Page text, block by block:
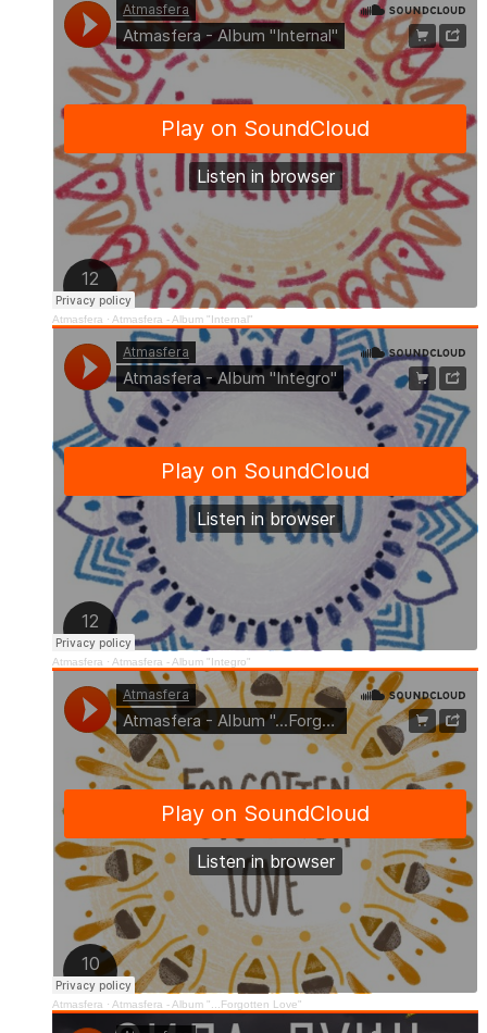
Atmasfera · Atmasfera - Album "Internal"
Atmasfera · Atmasfera - Album "Integro"
Atmasfera · Atmasfera - Album "...Forgotten Love"